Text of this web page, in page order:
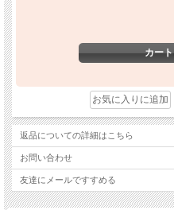
返品についての詳細はこちら
お問い合わせ
友達にメールですすめる